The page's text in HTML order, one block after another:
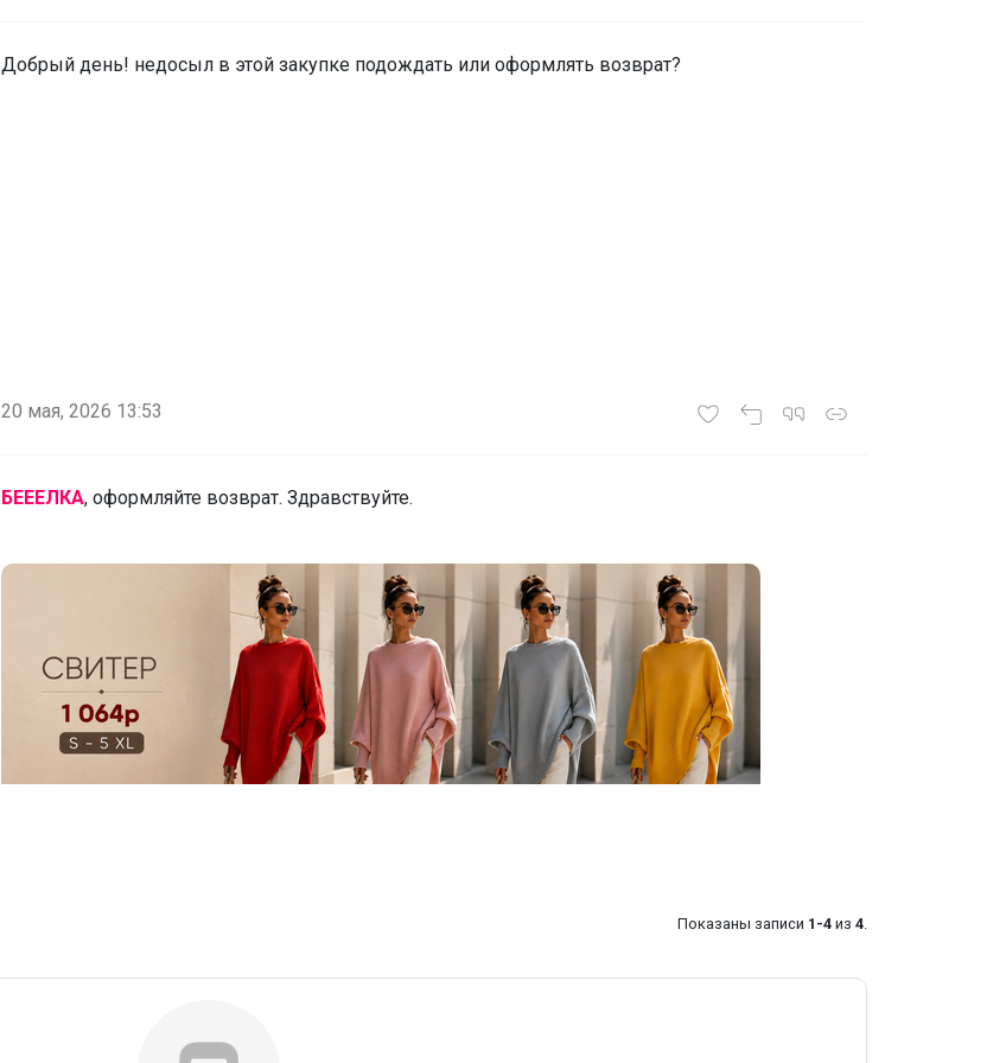
Добрый день! недосыл в этой закупке подождать или оформлять возврат?
20 мая, 2026 13:53
БЕЕЕЛКА, оформляйте возврат. Здравствуйте.
Показаны записи 1-4 из 4